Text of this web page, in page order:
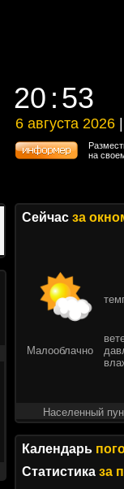
20 53
20 53
6 августа 2026
6 августа 2026
на
Сейчас за
Малооблачно
Населенный
Календарь
Статистика за